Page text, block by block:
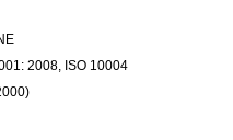
2008, ISO 10004